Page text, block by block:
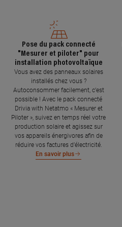
Pose du pack connecté
"Mesurer et piloter" pour
installation photovoltaïque
Vous avez des panneaux solaires
installés chez vous ?
Autoconsommer facilement, c’est
possible ! Avec le pack connecté
Drivia with Netatmo « Mesurer et
Piloter », suivez en temps réel votre
production solaire et agissez sur
vos appareils énergivores afin de
réduire vos factures d’électricité.
En savoir plus